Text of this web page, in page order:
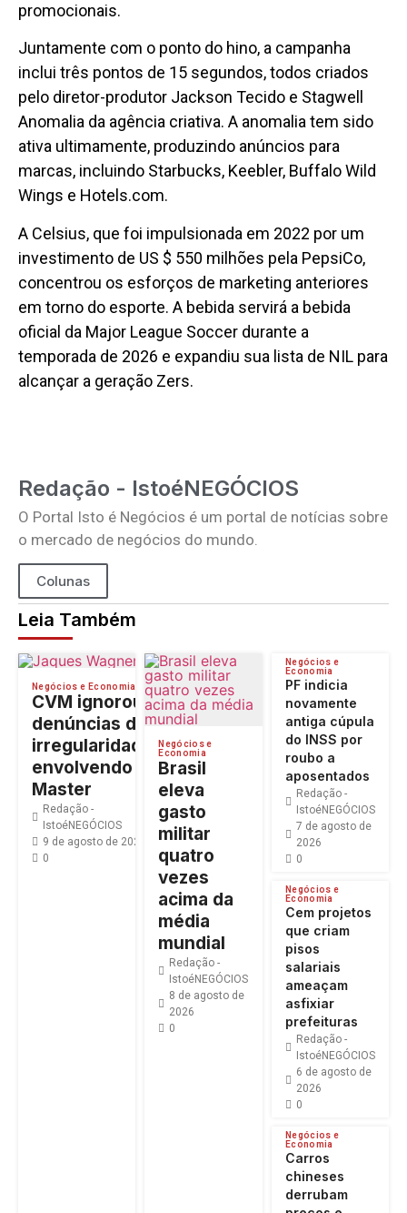
promocionais.
Juntamente com o ponto do hino, a campanha
inclui três pontos de 15 segundos, todos criados
pelo diretor-produtor Jackson Tecido e Stagwell
Anomalia da agência criativa. A anomalia tem sido
ativa ultimamente, produzindo anúncios para
marcas, incluindo Starbucks, Keebler, Buffalo Wild
Wings e Hotels.com.
A Celsius, que foi impulsionada em 2022 por um
investimento de US $ 550 milhões pela PepsiCo,
concentrou os esforços de marketing anteriores
em torno do esporte. A bebida servirá a bebida
oficial da Major League Soccer durante a
temporada de 2026 e expandiu sua lista de NIL para
alcançar a geração Zers.
Redação - IstoéNEGÓCIOS
O Portal Isto é Negócios é um portal de notícias sobre
o mercado de negócios do mundo.
Colunas
Leia Também
Negócios e Economia
CVM ignorou
denúncias de
irregularidades
envolvendo o
Master
Redação -
IstoéNEGÓCIOS
9 de agosto de 2026
0
Negócios e
Economia
Brasil
eleva
gasto
militar
quatro
vezes
acima da
média
mundial
Redação -
IstoéNEGÓCIOS
8 de agosto de
2026
0
Negócios e
Economia
PF indicia
novamente
antiga cúpula
do INSS por
roubo a
aposentados
Redação -
IstoéNEGÓCIOS
7 de agosto de
2026
0
Negócios e
Economia
Cem projetos
que criam
pisos
salariais
ameaçam
asfixiar
prefeituras
Redação -
IstoéNEGÓCIOS
6 de agosto de
2026
0
Negócios e
Economia
Carros
chineses
derrubam